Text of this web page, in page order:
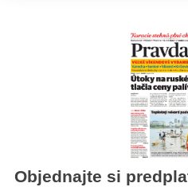
Objednajte si